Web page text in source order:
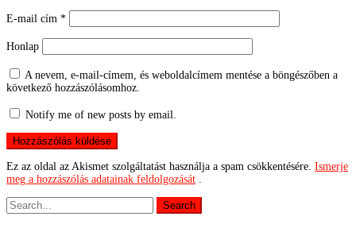
E-mail cím *
Honlap
A nevem, e-mail-címem, és weboldalcímem mentése a böngészőben a
következő hozzászólásomhoz.
Notify me of new posts by email.
Ez az oldal az Akismet szolgáltatást használja a spam csökkentésére. Ismerje
meg a hozzászólás adatainak feldolgozását